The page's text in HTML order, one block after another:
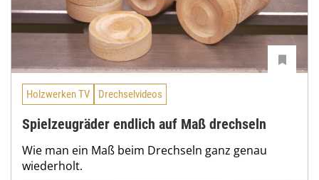
Holzwerken TV Drechselvideos
Spielzeugräder endlich auf Maß drechseln
Wie man ein Maß beim Drechseln ganz genau
wiederholt.